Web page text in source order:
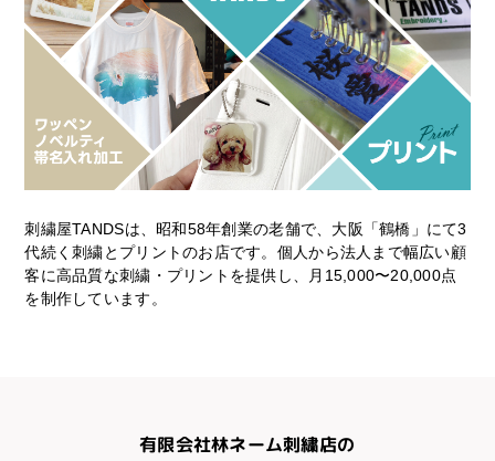
刺繍屋TANDSは、昭和58年創業の老舗で、大阪「鶴橋」にて3
代続く刺繍とプリントのお店です。個人から法人まで幅広い顧
客に高品質な刺繍・プリントを提供し、月15,000〜20,000点
を制作しています。
有限会社林ネーム刺繍店の